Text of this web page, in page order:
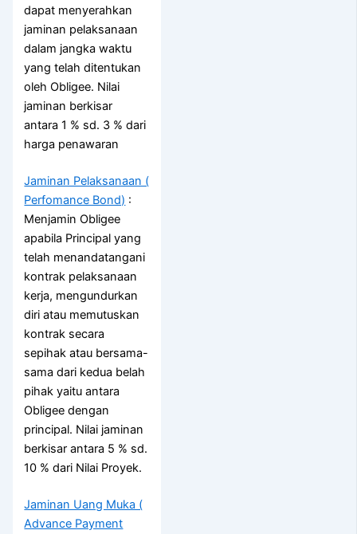
dapat menyerahkan
jaminan pelaksanaan
dalam jangka waktu
yang telah ditentukan
oleh Obligee. Nilai
jaminan berkisar
antara 1 % sd. 3 % dari
harga penawaran
Jaminan Pelaksanaan (
Perfomance Bond) :
Menjamin Obligee
apabila Principal yang
telah menandatangani
kontrak pelaksanaan
kerja, mengundurkan
diri atau memutuskan
kontrak secara
sepihak atau bersama-
sama dari kedua belah
pihak yaitu antara
Obligee dengan
principal. Nilai jaminan
berkisar antara 5 % sd.
10 % dari Nilai Proyek.
Jaminan Uang Muka (
Advance Payment